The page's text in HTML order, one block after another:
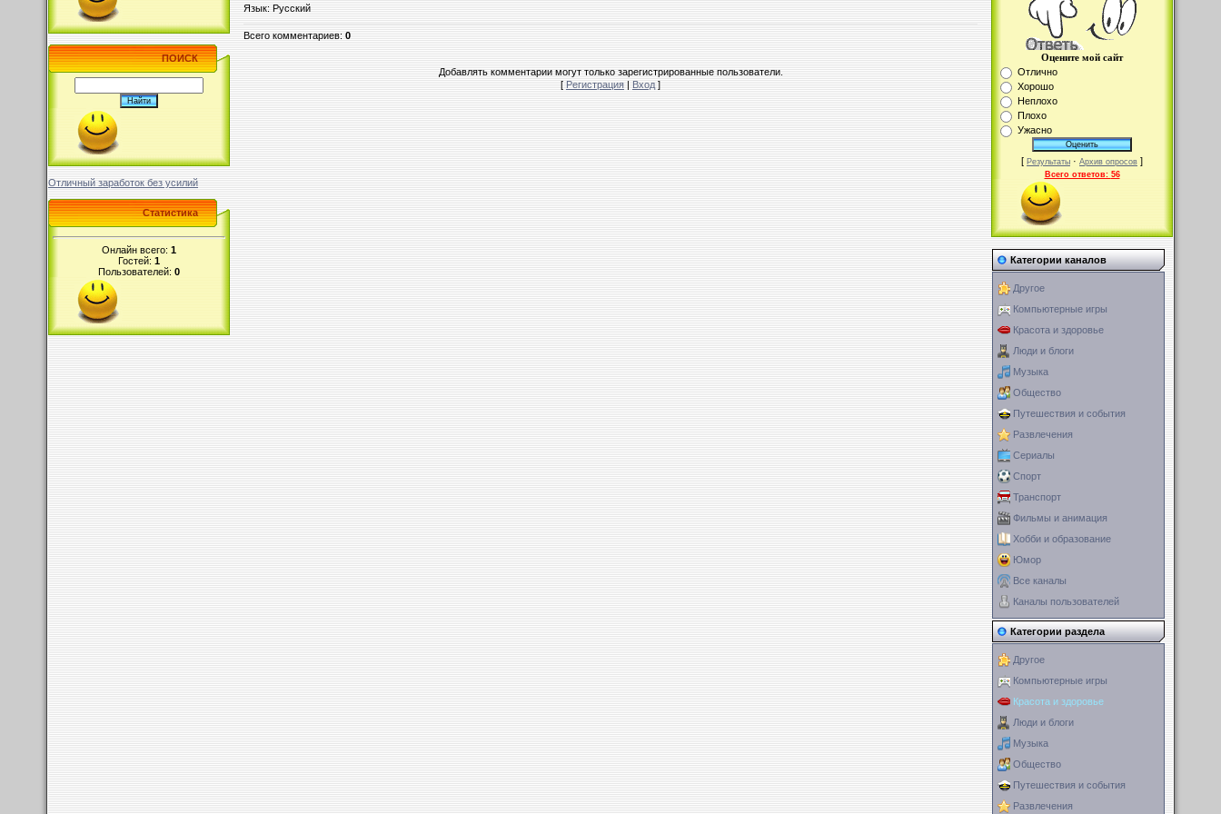
ПОИСК
Отличный заработок без усилий
Статистика
Онлайн всего: 1
Гостей: 1
Пользователей: 0
Язык: Русский
Всего комментариев:0
Добавлять комментарии могут только зарегистрированные пользователи.
[Регистрация|Вход]
Оцените мой сайт
Отлично
Хорошо
Неплохо
Плохо
Ужасно
[ Результаты · Архив опросов ]
Всего ответов: 56
Категории каналов
Другое
Компьютерные игры
Красота и здоровье
Люди и блоги
Музыка
Общество
Путешествия и события
Развлечения
Сериалы
Спорт
Транспорт
Фильмы и анимация
Хобби и образование
Юмор
Все каналы
Каналы пользователей
Категории раздела
Другое
Компьютерные игры
Красота и здоровье
Люди и блоги
Музыка
Общество
Путешествия и события
Развлечения